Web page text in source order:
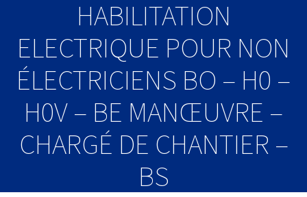
HABILITATION
ELECTRIQUE POUR NON
ÉLECTRICIENS BO – H0 –
H0V – BE MANŒUVRE –
CHARGÉ DE CHANTIER –
BS